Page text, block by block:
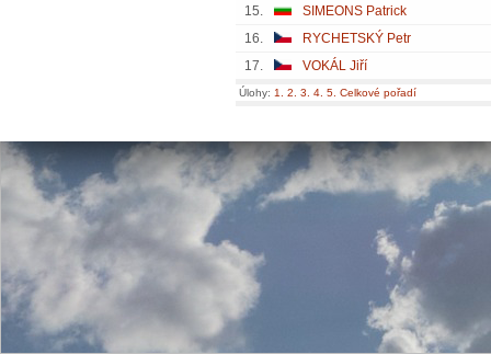
15.
SIMEONS Patrick
16.
RYCHETSKÝ Petr
17.
VOKÁL Jiří
Úlohy: 1. 2. 3. 4. 5. Celkové pořadí